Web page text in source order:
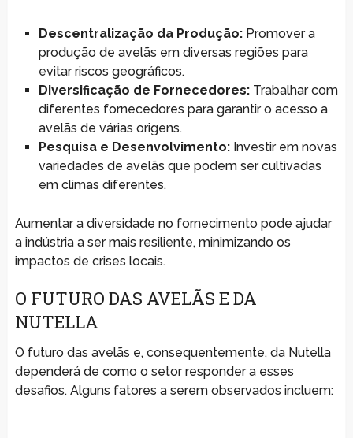
Descentralização da Produção:Promover a
produção de avelãs em diversas regiões para
evitar riscos geográficos.
Diversificação de Fornecedores:Trabalhar com
diferentes fornecedores para garantir o acesso a
avelãs de várias origens.
Pesquisa e Desenvolvimento:Investir em novas
variedades de avelãs que podem ser cultivadas
em climas diferentes.
Aumentar a diversidade no fornecimento pode ajudar
a indústria a ser mais resiliente, minimizando os
impactos de crises locais.
O FUTURO DAS AVELÃS E DA
NUTELLA
O futuro das avelãs e, consequentemente, da Nutella
dependerá de como o setor responder a esses
desafios. Alguns fatores a serem observados incluem: